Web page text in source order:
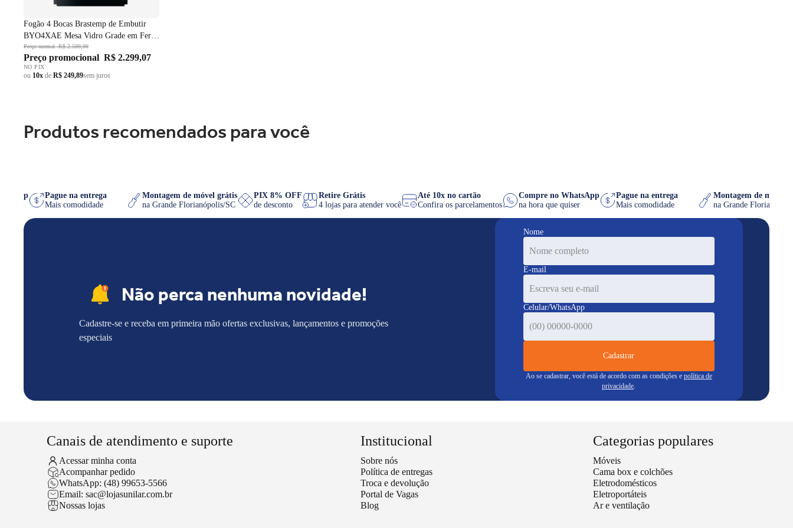
Fogão 4 Bocas Brastemp de Embutir
BYO4XAE Mesa Vidro Grade em Ferro
Fundido Dupla Chama Preto Bivolt
Preço normalR$ 2.599,99
Preço promocional R$ 2.299,07
NO PIX
ou 10x de R$ 249,89sem juros
Produtos recomendados para você
WhatsApp
Pague na entrega
Mais comodidade
Montagem de móvel grátis
na Grande Florianópolis/SC
PIX 8% OFF
de desconto
Retire Grátis
4 lojas para atender você
Até 10x no cartão
Confira os parcelamentos
Compre no WhatsApp
na hora que quiser
Pague na entrega
Mais comodidade
Montagem de
na Grande
Não perca nenhuma novidade!
Cadastre-se e receba em primeira mão ofertas exclusivas, lançamentos e promoções
especiais
Nome
E-mail
Celular/WhatsApp
Cadastrar
Ao se cadastrar, você está de acordo com as condições e política de
privacidade.
Canais de atendimento e suporte
Acessar minha conta
Acompanhar pedido
WhatsApp: (48) 99653-5566
Email: sac@lojasunilar.com.br
Nossas lojas
Institucional
Sobre nós
Política de entregas
Troca e devolução
Portal de Vagas
Blog
Categorias populares
Móveis
Cama box e colchões
Eletrodomésticos
Eletroportáteis
Ar e ventilação